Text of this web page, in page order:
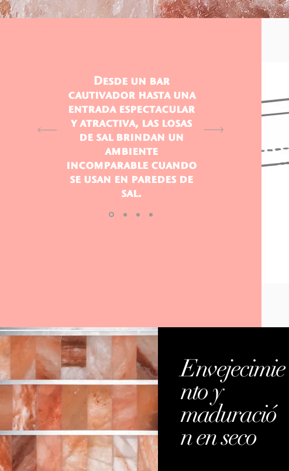
Desde un bar
cautivador hasta una
entrada espectacular
y atractiva, las losas
de sal brindan un
ambiente
incomparable cuando
se usan en paredes de
sal.
Envejecimie
nto y
maduració
n en seco